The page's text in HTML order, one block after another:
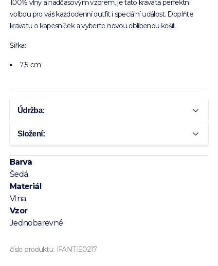
100% vlny a nadčasovým vzorem, je tato kravata perfektní
volbou pro váš každodenní outfit i speciální událost. Doplňte
kravatu o kapesníček a vyberte novou oblíbenou košili.
Šířka:
7,5 cm
Údržba:
Složení:
Barva
Šedá
Materiál
Vlna
Vzor
Jednobarevné
číslo produktu: IFANTIE0217